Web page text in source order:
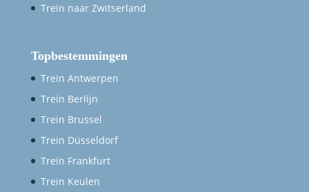
Trein naar Zwitserland
Topbestemmingen
Trein Antwerpen
Trein Berlijn
Trein Brussel
Trein Düsseldorf
Trein Frankfurt
Trein Keulen